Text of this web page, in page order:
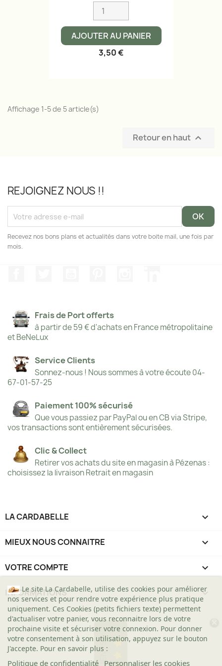
AJOUTER AU PANIER
3,50 €
Affichage 1-5 de 5 article(s)
Retour en haut 
REJOIGNEZ NOUS !!
Recevez nos bons plans et actualités dans votre boite mail, une fois par
mois.
Frais de Port offerts
à partir de 59 € d'achats en France métropolitaine
et BeNeLux
Service Clients
Sonnez-nous ! Nous sommes à votre écoute 04-
67-01-57-25
Paiement 100% sécurisé
Que vous passiez par PayPal ou en CB via Stripe,
vos transactions sont entièrement sécurisées.
Clic & Collect
Retirer vos achats du site en magasin à Pézenas :
choisissez la livraison Retrait en magasin
Le site La Cardabelle, utilise des cookies pour améliorer
nos services et pour rendre votre expérience plus pratique
uniquement. Ces Cookies (petits fichiers texte) permettent
d'actualiser votre panier, vous reconnaitre lors de votre
prochaine visite et sécuriser votre connexion. Pour donner
votre consentement à son utilisation, appuyez sur le bouton
J'accepte. Pour en savoir plus :
Politique de confidentialité Personnaliser les cookies
LA CARDABELLE 
MIEUX NOUS CONNAITRE 
VOTRE COMPTE 
INFORMATIONS keyboard_arrow_down